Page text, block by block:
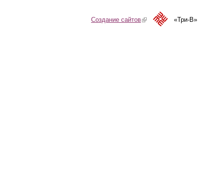
Создание сайтов(link is external)«Три-В»